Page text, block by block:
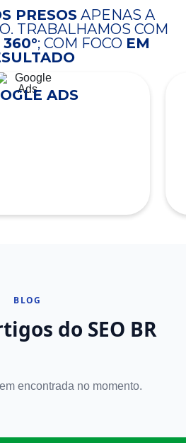
PRESOSAPENAS A
TRABALHAMOS COM
; COM FOCO EM
ADS
BLOG
do SEO BR
encontrada no momento.